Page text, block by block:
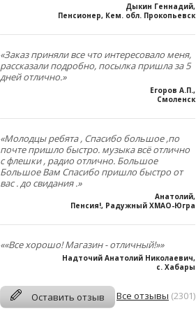
Дыкин Геннадий,
Пенсионер, Кем. обл. Прокопьевск
«Заказ приняли все что интересовало меня,
рассказали подробно, посылка пришла за 5
дней отлично.»
Егоров А.П.,
Смоленск
«Молодцы ребята , Спасибо большое ,по
почте пришло быстро. музыка всё отлично
с флешки , радио отлично. Большое
Большое Вам Спасибо пришло быстро от
вас . до свидания .»
Анатолий,
Пенсия!, Радужный ХМАО-Югра
««Все хорошо! Магазин - отличный!»»
Надточий Анатолий Николаевич,
с. Хабары
Оставить отзыв Все отзывы (2301)